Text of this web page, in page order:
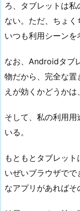
ろ、タブレットは私
ない。ただ、ちょく
いつも利用シーンを
なお、Androidタブ
物だから、完全な
えが効くかどうかは
そして、私の利用
いる。
もともとタブレッ
いぜいブラウザで
なアプリがあればそ